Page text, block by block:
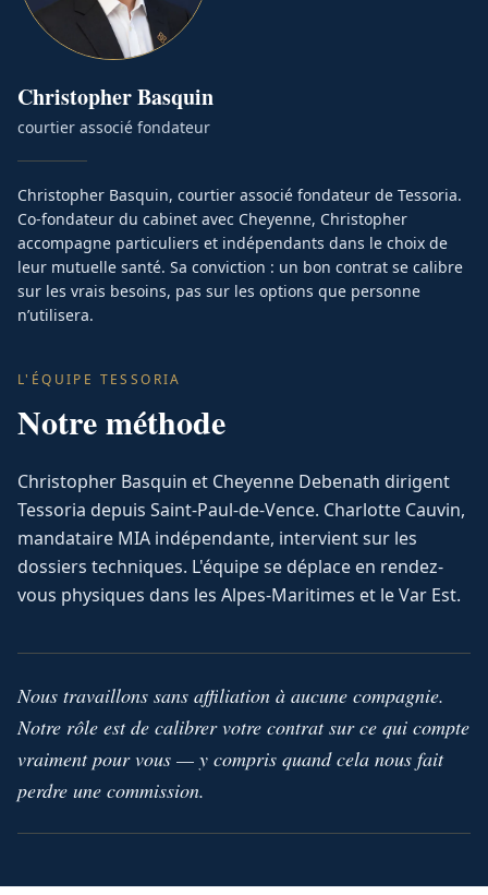
ChristopherBasquin
courtier associé fondateur
Christopher Basquin, courtier associé fondateur de Tessoria.
Co-fondateur du cabinet avec Cheyenne, Christopher
accompagne particuliers et indépendants dans le choix de
leur mutuelle santé. Sa conviction : un bon contrat se calibre
sur les vrais besoins, pas sur les options que personne
n’utilisera.
L'ÉQUIPE TESSORIA
Notre méthode
Christopher Basquin et Cheyenne Debenath dirigent
Tessoria depuis Saint-Paul-de-Vence. Charlotte Cauvin,
mandataire MIA indépendante, intervient sur les
dossiers techniques. L'équipe se déplace en rendez-
vous physiques dans les Alpes-Maritimes et le Var Est.
Nous travaillons sans affiliation à aucune compagnie.
Notre rôle est de calibrer votre contrat sur ce qui compte
vraiment pour vous — y compris quand cela nous fait
perdre une commission.